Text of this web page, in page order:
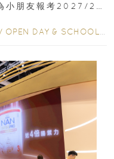
小朋友報考2027/28
/ OPEN DAY & SCHOOL EVENTS